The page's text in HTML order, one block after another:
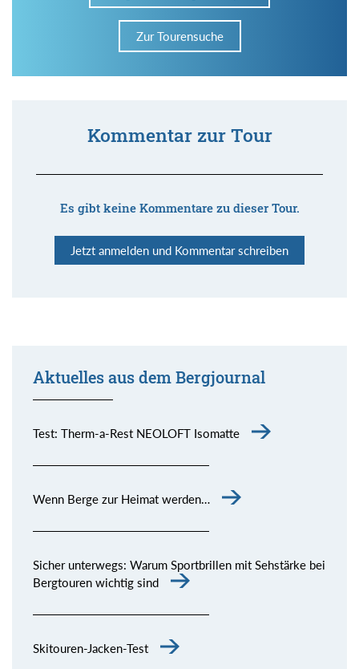
Zur Tourensuche
Kommentar zur Tour
Es gibt keine Kommentare zu dieser Tour.
Jetzt anmelden und Kommentar schreiben
Aktuelles aus dem Bergjournal
Test: Therm-a-Rest NEOLOFT Isomatte
Wenn Berge zur Heimat werden…
Sicher unterwegs: Warum Sportbrillen mit Sehstärke bei
Bergtouren wichtig sind
Skitouren-Jacken-Test